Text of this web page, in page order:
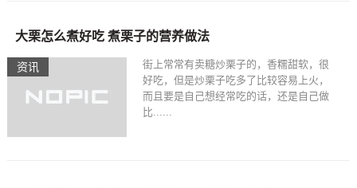
资讯
大栗怎么煮好吃 煮栗子的营养做法
街上常常有卖糖炒栗子的，香糯甜软，很
好吃，但是炒栗子吃多了比较容易上火，
而且要是自己想经常吃的话，还是自己做
比......